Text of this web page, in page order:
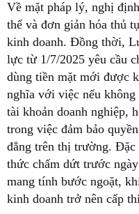
Về mặt pháp lý, nghị
thể và đơn giản hóa thủ
kinh doanh. Đồng thời,
lực từ 1/7/2025 yêu cầu
dùng tiền mặt mới được
nghĩa với việc nếu
tài khoản doanh nghiệp,
trong việc đảm bảo
đẳng trên thị trường. Đặc
thức chấm dứt trước
mang tính bước ngoặt,
kinh doanh trở nên cấp